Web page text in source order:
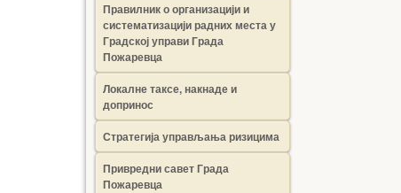
Правилник о организацији и
систематизацији радних места у
Градској управи Града
Пожаревца
Локалне таксе, накнаде и
допринос
Стратегија управљања ризицима
Привредни савет Града
Пожаревца